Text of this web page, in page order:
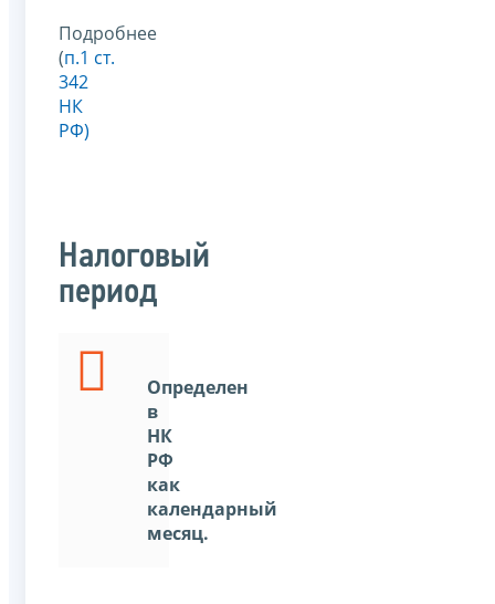
Подробнее
(п.1 ст.
342
НК
РФ)
Налоговый
период
Определен
в
НК
РФ
как
календарный
месяц.